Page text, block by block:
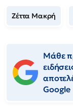
Ζέττα Μακρή
Μάθε
Google